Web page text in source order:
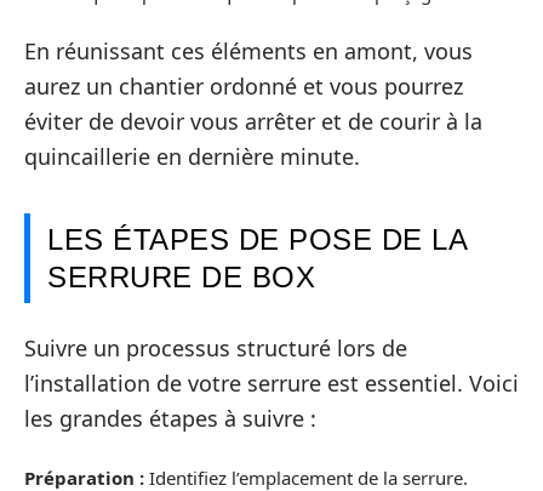
En réunissant ces éléments en amont, vous
aurez un chantier ordonné et vous pourrez
éviter de devoir vous arrêter et de courir à la
quincaillerie en dernière minute.
LES ÉTAPES DE POSE DE LA
SERRURE DE BOX
Suivre un processus structuré lors de
l’installation de votre serrure est essentiel. Voici
les grandes étapes à suivre :
Préparation : Identifiez l’emplacement de la serrure.